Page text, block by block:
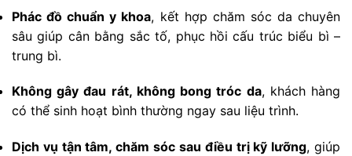
Phác đồ chuẩn y khoa, kết hợp chăm sóc da chuyên
sâu giúp cân bằng sắc tố, phục hồi cấu trúc biểu bì –
trung bì.
Không gây đau rát, không bong tróc da, khách hàng
có thể sinh hoạt bình thường ngay sau liệu trình.
Dịch vụ tận tâm, chăm sóc sau điều trị kỹ lưỡng, giúp